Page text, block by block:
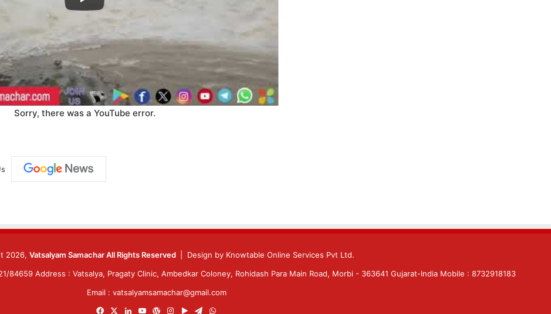
Sorry, there was a YouTube error.
2026,Vatsalyam Samachar All Rights Reserved | Design by Knowtable Online Services Pvt Ltd.
84659 Address : Vatsalya, Pragaty Clinic, Ambedkar Coloney, Rohidash Para Main Road, Morbi - 363641 Gujarat-India Mobile : 8732918183
Email : vatsalyamsamachar@gmail.com
FacebookLinkedInYouTubeWordPress
Instagram
GoogleTelegramWhatsApp